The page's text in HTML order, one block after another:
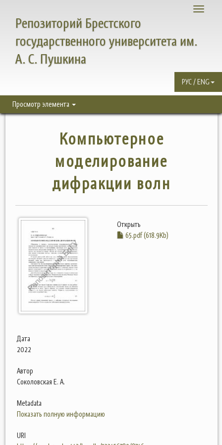
Toggle
Репозиторий Брестского
государственного университета им.
А. С. Пушкина
РУС / ENG
Просмотр элемента
Компьютерное
моделирование
дифракции волн
Открыть
65.pdf (618.9Kb)
Дата
2022
Автор
Соколовская Е. А.
Metadata
Показать полную информацию
URI